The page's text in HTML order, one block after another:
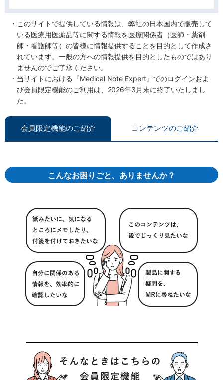
このサイトで提供している情報は、弊社の日本国内で販売して
いる医療用医薬品等に関する情報を医療関係者（医師・薬剤
師・看護師等）の皆様に情報提供することを目的として作成さ
れています。一般の方への情報提供を目的としたものではあり
ませんのでご了承ください。
当サイトにおける『Medical Note Expert』でのログインおよ
び会員限定機能のご利用は、2026年3月末に終了いたしまし
た。
会員限定機能のご紹介 コンテンツのご紹介
こんなお困りごと、ありませんか？